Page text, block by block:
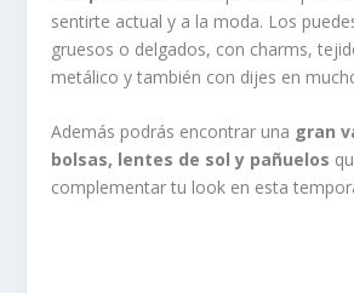
sentirte actual y a la moda. Los
gruesos o delgados, con charms,
metálico y también con dijes en
Además podrás encontrar una gran
bolsas, lentes de sol y pañuelos
complementar tu look en esta